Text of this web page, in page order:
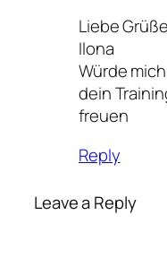
Liebe
Ilona
Würde
dein
freuen
Reply
Leave a Reply